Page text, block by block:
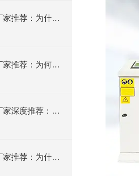
铁屑屑饼机生产厂家推荐：为什么恩派特是您的优选伙伴
铝屑屑饼机生产厂家推荐：为何恩派特成为金属回收行业的“隐形优选”？
钢渣压饼机生产厂家深度推荐：为何恩派特成为高净值产线的优选
铜渣压饼机生产厂家推荐：为什么恩派特成为众多企业的信赖？